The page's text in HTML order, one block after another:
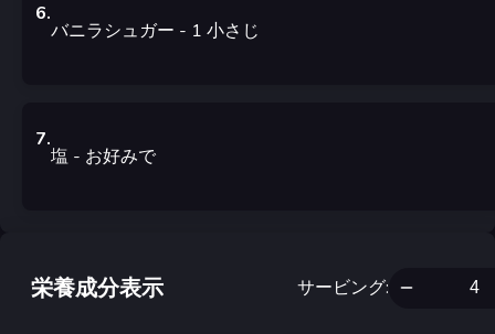
6.
バニラシュガー - 1 小さじ
7.
塩 - お好みで
栄養成分表示 サービング: